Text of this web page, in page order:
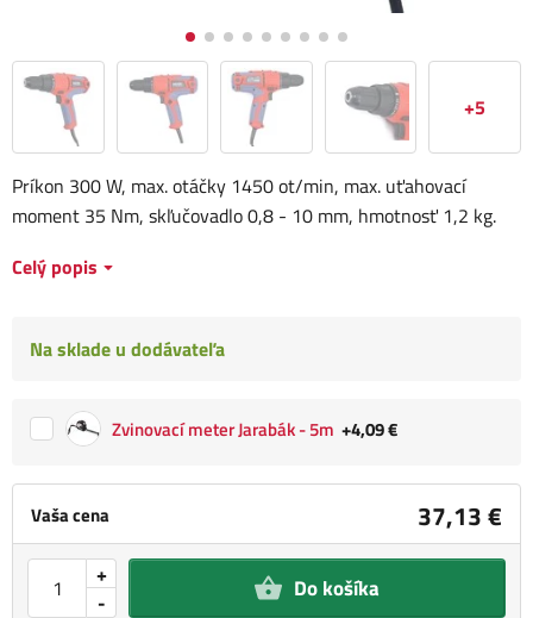
+5
Vaša cena 37,13 €
-
+ Do košíka
Príkon 300 W, max. otáčky 1450 ot/min, max. uťahovací
moment 35 Nm, skľučovadlo 0,8 - 10 mm, hmotnosť 1,2 kg.
Celý popis
Na sklade u dodávateľa
Zvinovací meter Jarabák - 5m +4,09 €